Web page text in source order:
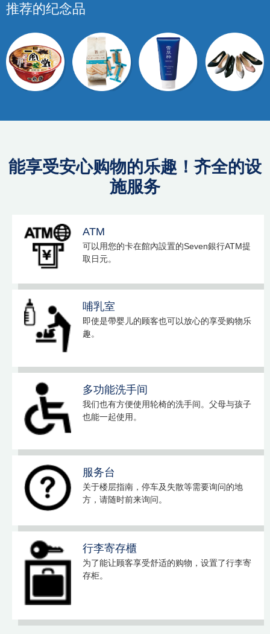
推荐的纪念品
能享受安心购物的乐趣！齐全的设
施服务
ATM
可以用您的卡在館內設置的Seven銀行ATM提
取日元。
哺乳室
即使是帶婴儿的顾客也可以放心的享受购物乐
趣。
多功能洗手间
我们也有方便使用轮椅的洗手间。父母与孩子
也能一起使用。
服务台
关于楼层指南，停车及失散等需要询问的地
方，请随时前来询问。
行李寄存櫃
为了能让顾客享受舒适的购物，设置了行李寄
存柜。